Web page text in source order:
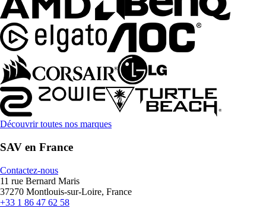
Découvrir toutes nos marques
SAV en France
Contactez-nous
11 rue Bernard Maris
37270 Montlouis-sur-Loire, France
+33 1 86 47 62 58